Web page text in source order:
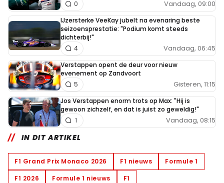
Vandaag, 09:00
0
IJzersterke VeeKay jubelt na evenaring beste
seizoensprestatie: "Podium komt steeds
dichterbij!"
Vandaag, 06:45
4
Verstappen opent de deur voor nieuw
evenement op Zandvoort
Gisteren, 11:15
5
Jos Verstappen enorm trots op Max: "Hij is
gewoon zichzelf, en dat is juist zo geweldig!"
Vandaag, 08:15
1
IN DIT ARTIKEL
F1 Grand Prix Monaco 2026 F1 nieuws
Formule 1
F1 2026
Formule 1 nieuws F1